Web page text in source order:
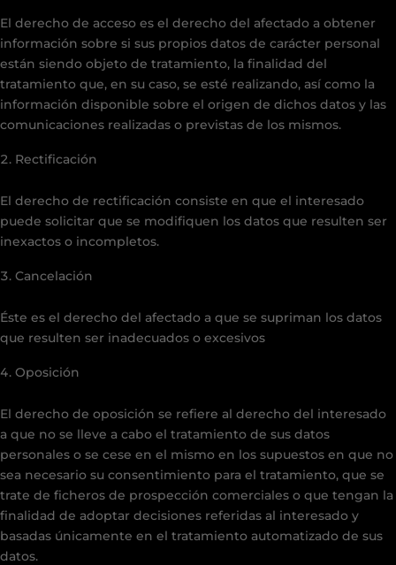
El derecho de acceso es el derecho del afectado a obtener
información sobre si sus propios datos de carácter personal
están siendo objeto de tratamiento, la finalidad del
tratamiento que, en su caso, se esté realizando, así como la
información disponible sobre el origen de dichos datos y las
comunicaciones realizadas o previstas de los mismos.
Rectificación
El derecho de rectificación consiste en que el interesado
puede solicitar que se modifiquen los datos que resulten ser
inexactos o incompletos.
Cancelación
Éste es el derecho del afectado a que se supriman los datos
que resulten ser inadecuados o excesivos
Oposición
El derecho de oposición se refiere al derecho del interesado
a que no se lleve a cabo el tratamiento de sus datos
personales o se cese en el mismo en los supuestos en que no
sea necesario su consentimiento para el tratamiento, que se
trate de ficheros de prospección comerciales o que tengan la
finalidad de adoptar decisiones referidas al interesado y
basadas únicamente en el tratamiento automatizado de sus
datos.